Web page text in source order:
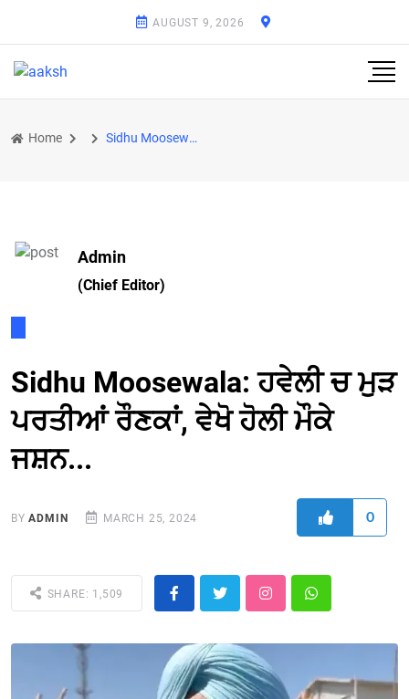
AUGUST 9, 2026
Home Sidhu Moosewala: ਹਵੇਲੀ ਚ ਮੁੜ ਪਰਤੀਆਂ ਰੌਣਕਾਂ, ਵੇਖੋ ਹੋਲੀ ਮੌਕੇ ਜਸ਼ਨ...
Admin
(Chief Editor)
Sidhu Moosewala: ਹਵੇਲੀ ਚ ਮੁੜ
ਪਰਤੀਆਂ ਰੌਣਕਾਂ, ਵੇਖੋ ਹੋਲੀ ਮੌਕੇ
ਜਸ਼ਨ...
BYADMIN MARCH 25, 2024 0
SHARE: 1,509